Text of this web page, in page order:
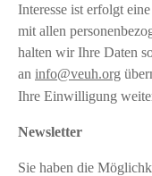
Interesse ist erfolgt
mit allen
halten wir Ihre Daten
an info@veuh.org
Ihre Einwilligung
Newsletter
Sie haben die